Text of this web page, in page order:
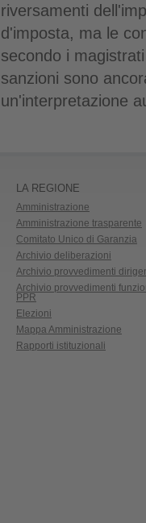
riversamenti
d'imposta, ma le
secondo i
sanzioni sono
un'interpretazione
LA REGIONE
Amministrazione
Amministrazione trasparente
Comitato Unico di Garanzia
Archivio deliberazioni
Archivio provvedimenti
Archivio provvedimenti
PPR
Elezioni
Mappa Amministrazione
Rapporti istituzionali